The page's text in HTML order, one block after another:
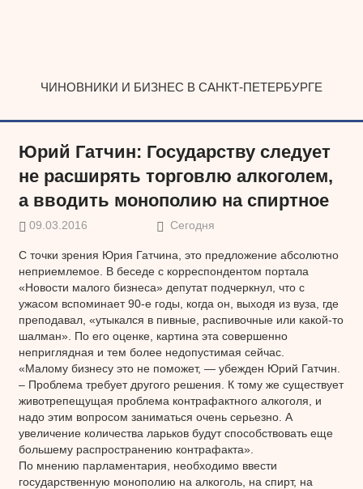
ЧИНОВНИКИ И БИЗНЕС В САНКТ-ПЕТЕРБУРГЕ
Юрий Гатчин: Государству следует
не расширять торговлю алкоголем,
а вводить монополию на спиртное
09.03.2016 Сегодня
С точки зрения Юрия Гатчина, это предложение абсолютно
неприемлемое. В беседе с корреспондентом портала
«Новости малого бизнеса» депутат подчеркнул, что с
ужасом вспоминает 90-е годы, когда он, выходя из вуза, где
преподавал, «утыкался в пивные, распивочные или какой-то
шалман». По его оценке, картина эта совершенно
неприглядная и тем более недопустимая сейчас.
«Малому бизнесу это не поможет, — убежден Юрий Гатчин.
– Проблема требует другого решения. К тому же существует
животрепещущая проблема контрафактного алкоголя, и
надо этим вопросом заниматься очень серьезно. А
увеличение количества ларьков будут способствовать еще
большему распространению контрафакта».
По мнению парламентария, необходимо ввести
государственную монополию на алкоголь, на спирт, на